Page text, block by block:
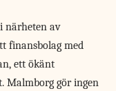
närheten av
finansbolag med
ett ökänt
Malmborg gör ingen